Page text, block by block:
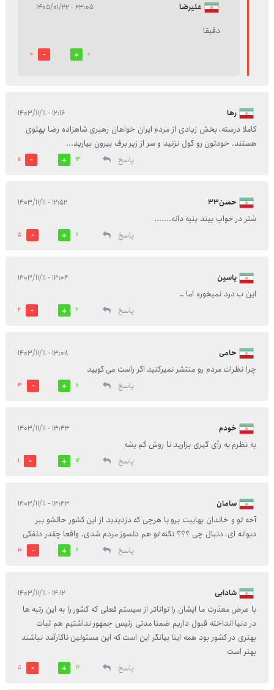
علیرضا ۲۳:۰۵ - ۱۴۰۵/۰۱/۲۲
دقیقا
0
0
رها ۱۲:۱۶ - ۱۴۰۳/۱۱/۱۱
کاملا درسته، بخش زیادی از مردم ایران خواهان رهبری شاهزاده رضا پهلوی
هستند. خودتون رو گول نزنید و سر از زیر برف بیرون بیارید...
پاسخ
13
11
حسن۳۳ ۱۲:۵۲ - ۱۴۰۳/۱۱/۱۱
شتر در خواب بیند پنبه دانه.......
پاسخ
7
5
یاسین ۱۳:۰۴ - ۱۴۰۳/۱۱/۱۱
این ب درد نمیخوره اما …
پاسخ
2
2
حامی ۱۳:۰۸ - ۱۴۰۳/۱۱/۱۱
چرا نظرات مردم رو منتشر نمیرکنید اگر راست می گویید
پاسخ
11
3
خودم ۱۳:۴۳ - ۱۴۰۳/۱۱/۱۱
به نظرم یه رأی گیری بزارید تا روش کم بشه
پاسخ
14
1
سامان ۱۳:۴۳ - ۱۴۰۳/۱۱/۱۱
آخه تو و خاندان بهاییت برو با هرچی که دزدیدید از این کشور حالشو ببر
دیوانه ای، دنبال چی ؟؟؟ نکنه تو هم دلسوز مردم شدی. واقعا چقدر دلقکی
پاسخ
7
10
شادابی ۱۴:۱۲ - ۱۴۰۳/۱۱/۱۱
با عرض معذرت ما ایشان را تواناتر از سیستم فعلی که کشور را به این رتبه ها
در دنیا انداخته قبول داریم ضمنا مدتی رئیس جمهور نداشتیم هم ثبات
بهتری در کشور بود همه اینا بیانگر این است که این مسئولین ناکارآمد نباشند
بهتر است
پاسخ
17
5